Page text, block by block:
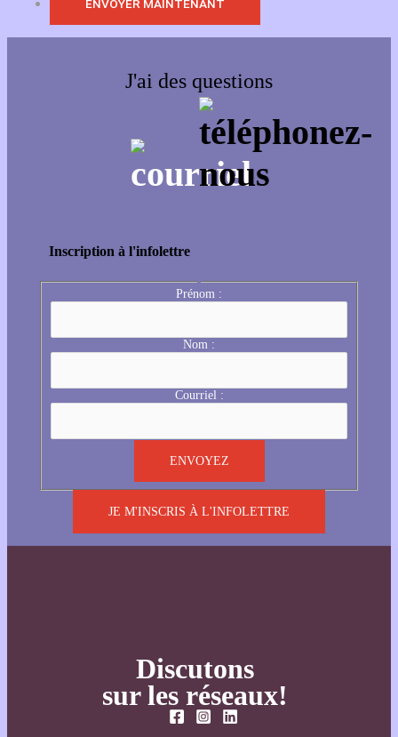
J'ai des questions
Inscription à l'infolettre
Prénom :
Nom :
Courriel :
JE M'INSCRIS À L'INFOLETTRE
Discutons
sur les réseaux!